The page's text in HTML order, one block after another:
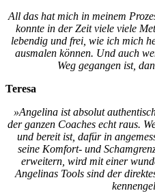
All das hat mich in meinem
konnte in der Zeit viele viele
lebendig und frei, wie ich mich
ausmalen können. Und auch
Weg gegangen ist,
Teresa
»Angelina ist absolut
der ganzen Coaches echt raus.
und bereit ist, dafür in
seine Komfort- und
erweitern, wird mit einer
Angelinas Tools sind der